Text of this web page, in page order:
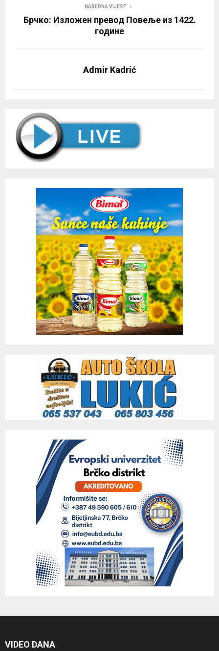
NAREDNA VIJEST
Брчко: Изложен превод Повеље из 1422.
године
Admir Kadrić
VIDEO DANA